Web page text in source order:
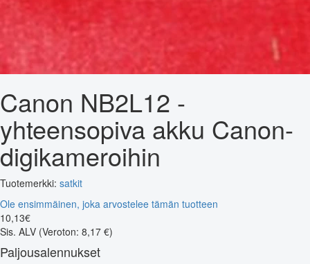
Canon NB2L12 -
yhteensopiva akku Canon-
digikameroihin
Tuotemerkki: satkit
Ole ensimmäinen, joka arvostelee tämän tuotteen
10,13€
Sis. ALV (Veroton: 8,17 €)
Paljousalennukset